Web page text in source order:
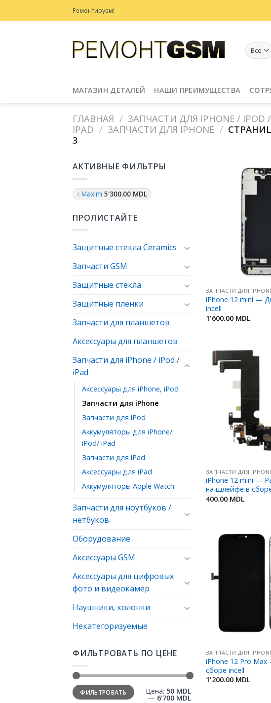
to
Ремонтируем!
МАГАЗИН ДЕТАЛЕЙ НАШИ ПРЕИМУЩЕСТВА
ГЛАВНАЯ / ЗАПЧАСТИ ДЛЯ IPHONE / IPOD /
IPAD / ЗАПЧАСТИ ДЛЯ IPHONE /
3
АКТИВНЫЕ ФИЛЬТРЫ
Maxim 5'300.00 MDL
ПРОЛИСТАЙТЕ
Защитные стекла Ceramics
Запчасти GSM
Защитные стекла
Защитные плёнки
Запчасти для планшетов
Аксессуары для планшетов
Запчасти для iPhone / iPod /
iPad
Аксессуары для iPhone, iPod
Запчасти для iPhone
Запчасти для iPod
Аккумуляторы для iPhone/
iPod/ iPad
Запчасти для iPad
Аксессуары для iPad
Аккумуляторы Apple Watch
Запчасти для ноутбуков /
нетбуков
Оборудование
Аксессуары GSM
Аксессуары для цифровых
фото и видеокамер
Наушники, колонки
Некатегоризуемые
ФИЛЬТРОВАТЬ ПО ЦЕНЕ
ФИЛЬТРОВАТЬ Цена: 50 MDL
— 6'700 MDL
ЗАПЧАСТИ ДЛЯ
iPhone 12 mini —
incell
1'600.00 MDL
ЗАПЧАСТИ ДЛЯ
iPhone 12 mini —
на шлейфе в
400.00 MDL
ЗАПЧАСТИ ДЛЯ
iPhone 12 Pro
сборе incell
1'200.00 MDL